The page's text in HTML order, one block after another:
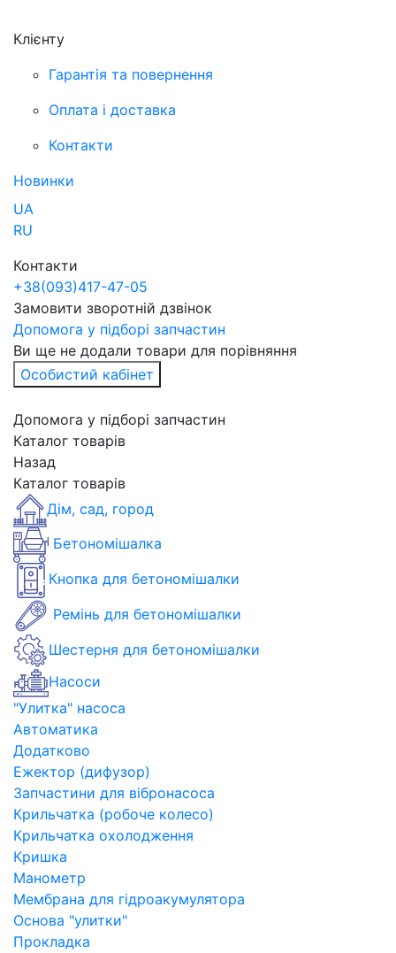
Клієнту
Гарантія та повернення
Оплата і доставка
Контакти
Новинки
UA
RU
Контакти
+38(093)417-47-05
Замовити зворотній дзвінок
Допомога у підборі запчастин
Ви ще не додали товари для порівняння
Особистий кабінет
Допомога у підборі запчастин
Каталог товарів
Назад
Каталог товарів
Дім, сад, город
Бетономішалка
Кнопка для бетономішалки
Ремінь для бетономішалки
Шестерня для бетономішалки
Насоси
"Улитка" насоса
Автоматика
Додатково
Ежектор (дифузор)
Запчастини для вібронасоса
Крильчатка (робоче колесо)
Крильчатка охолодження
Кришка
Манометр
Мембрана для гідроакумулятора
Основа "улитки"
Прокладка